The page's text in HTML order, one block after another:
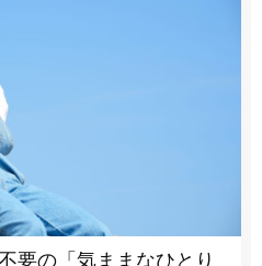
の「気ままなひとり